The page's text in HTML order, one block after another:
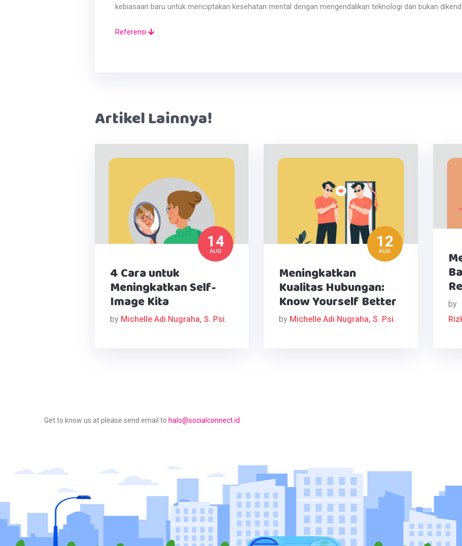
kebiasaan baru untuk menciptakan kesehatan mental dengan mengendalikan teknologi dan bukan
Referensi
Artikel Lainnya!
14
AUG
4 Cara untuk
Meningkatkan Self-
Image Kita
by Michelle Adi Nugraha, S. Psi.
12
AUG
Meningkatkan
Kualitas Hubungan:
Know Yourself Better
by Michelle Adi Nugraha, S. Psi.
by
Get to know us at please send email to halo@socialconnect.id